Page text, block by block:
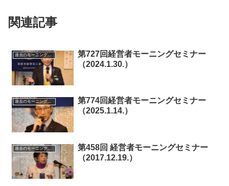
関連記事
過去のモーニングセミナー
第727回経営者モーニングセミナー
（2024.1.30.）
過去のモーニングセミナー
第774回経営者モーニングセミナー
（2025.1.14.）
過去のモーニングセミナー
第458回 経営者モーニングセミナー
（2017.12.19.）